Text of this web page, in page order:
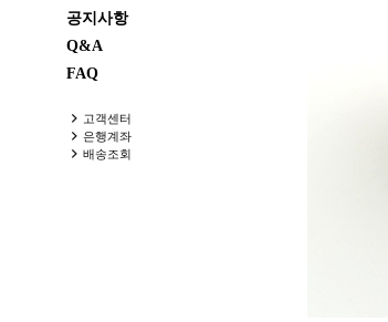
공지사항
Q&A
FAQ
고객센터
은행계좌
배송조회